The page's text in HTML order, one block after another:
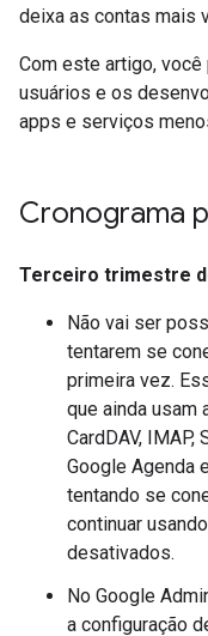
deixa as contas mais
Com este artigo, você
usuários e os
apps e serviços
Cronograma
Terceiro trimestre
Não vai ser
tentarem se
primeira vez.
que ainda usam
CardDAV, IMAP,
Google Agenda
tentando se
continuar
desativados.
No Google
a configuração